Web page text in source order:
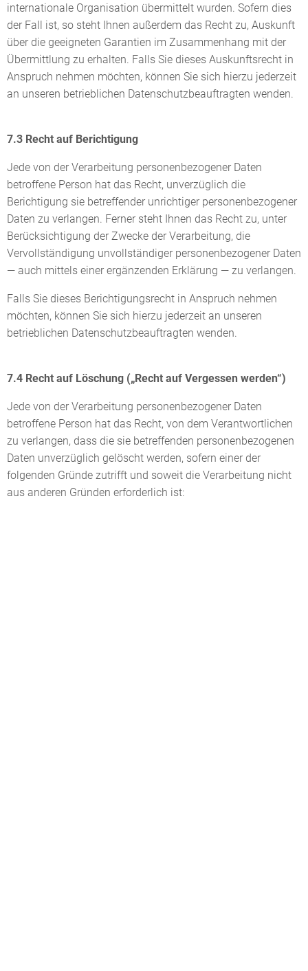
internationale Organisation übermittelt wurden. Sofern dies
der Fall ist, so steht Ihnen außerdem das Recht zu, Auskunft
über die geeigneten Garantien im Zusammenhang mit der
Übermittlung zu erhalten. Falls Sie dieses Auskunftsrecht in
Anspruch nehmen möchten, können Sie sich hierzu jederzeit
an unseren betrieblichen Datenschutzbeauftragten wenden.
7.3 Recht auf Berichtigung
Jede von der Verarbeitung personenbezogener Daten
betroffene Person hat das Recht, unverzüglich die
Berichtigung sie betreffender unrichtiger personenbezogener
Daten zu verlangen. Ferner steht Ihnen das Recht zu, unter
Berücksichtigung der Zwecke der Verarbeitung, die
Vervollständigung unvollständiger personenbezogener Daten
— auch mittels einer ergänzenden Erklärung — zu verlangen.
Falls Sie dieses Berichtigungsrecht in Anspruch nehmen
möchten, können Sie sich hierzu jederzeit an unseren
betrieblichen Datenschutzbeauftragten wenden.
7.4 Recht auf Löschung („Recht auf Vergessen werden“)
Jede von der Verarbeitung personenbezogener Daten
betroffene Person hat das Recht, von dem Verantwortlichen
zu verlangen, dass die sie betreffenden personenbezogenen
Daten unverzüglich gelöscht werden, sofern einer der
folgenden Gründe zutrifft und soweit die Verarbeitung nicht
aus anderen Gründen erforderlich ist: